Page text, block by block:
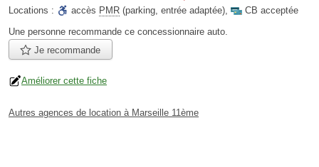
Locations :
accès PMR (parking, entrée adaptée),
CB acceptée
Une personne recommande ce concessionnaire auto.
Je recommande
Améliorer cette fiche
Autres agences de location à Marseille 11ème